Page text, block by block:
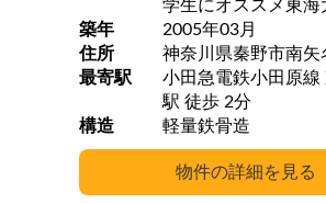
学生にオススメ東海
築年
2005年03月
住所
神奈川県秦野市南矢
最寄駅
小田急電鉄小田原線
駅 徒歩 2分
構造
軽量鉄骨造